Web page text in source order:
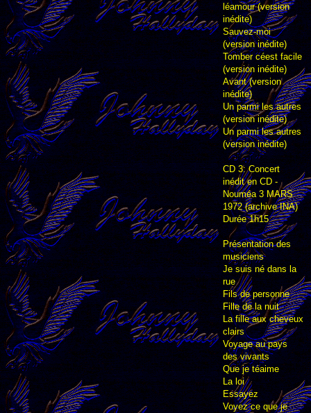
léamour (version
inédite)
Sauvez-moi
(version inédite)
Tomber céest facile
(version inédite)
Avant (version
inédite)
Un parmi les autres
(version inédite)
Un parmi les autres
(version inédite)
CD 3: Concert
inédit en CD -
Nouméa 3 MARS
1972 (archive INA)
Durée 1h15
Présentation des
musiciens
Je suis né dans la
rue
Fils de personne
Fille de la nuit
La fille aux cheveux
clairs
Voyage au pays
des vivants
Que je téaime
La loi
Essayez
Voyez ce que je